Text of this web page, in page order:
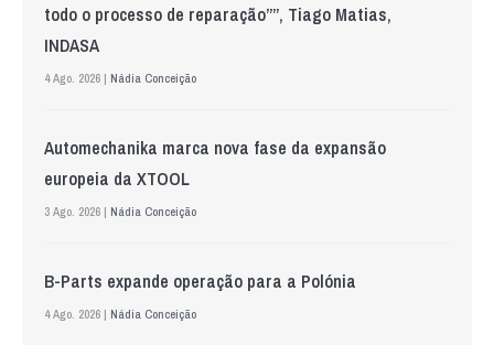
todo o processo de reparação””, Tiago Matias,
INDASA
4 Ago. 2026 | Nádia Conceição
Automechanika marca nova fase da expansão
europeia da XTOOL
3 Ago. 2026 | Nádia Conceição
B-Parts expande operação para a Polónia
4 Ago. 2026 | Nádia Conceição